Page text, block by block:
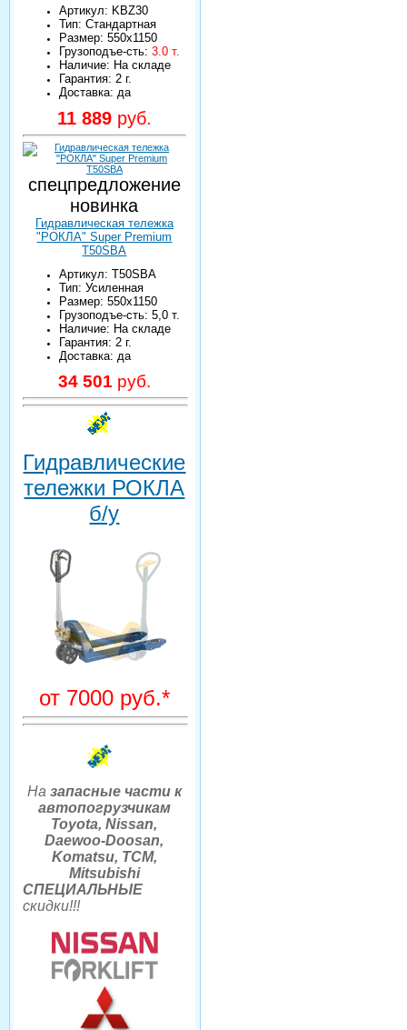
Артикул: KBZ30
Тип: Стандартная
Размер: 550х1150
Грузоподъе-сть: 3.0 т.
Наличие: На складе
Гарантия: 2 г.
Доставка: да
11 889 руб.
спецпредложение
новинка
Гидравлическая тележка
"РОКЛА" Super Premium
T50SBA
Артикул: T50SBA
Тип: Усиленная
Размер: 550х1150
Грузоподъе-сть: 5,0 т.
Наличие: На складе
Гарантия: 2 г.
Доставка: да
34 501 руб.
Гидравлические
тележки РОКЛА
б/у
от 7000 руб.*
На запасные части к
автопогрузчикам
Toyota, Nissan,
Daewoo-Doosan,
Komatsu, TCM,
Mitsubishi
СПЕЦИАЛЬНЫЕ
скидки!!!